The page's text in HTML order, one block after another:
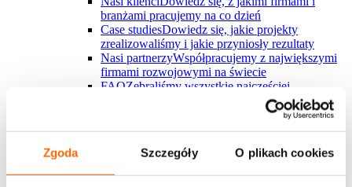
Zgoda Szczegóły O plikach cookies
branżami pracujemy na co dzień
Case studiesDowiedz się, jakie projekty
zrealizowaliśmy i jakie przyniosły rezultaty
Nasi partnerzyWspółpracujemy z największymi
firmami rozwojowymi na świecie
FAQZebraliśmy wszystkie najczęściej
pojawiające się pytania w jednym miejscu
Sprawdź najnowszy raport